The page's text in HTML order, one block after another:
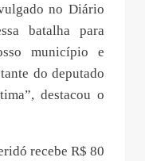
no Diário
batalha para
município e
do deputado
destacou o
recebe R$ 80